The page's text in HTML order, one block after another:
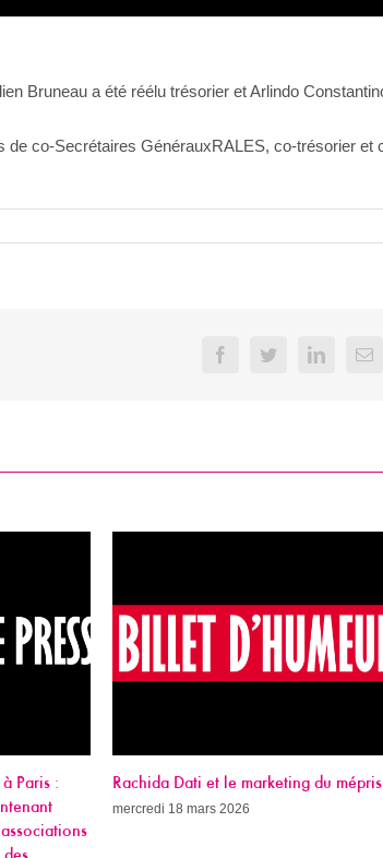
Bruneau a été réélu trésorier et Arlindo
de co-Secrétaires GénérauxRALES, co-trésorier et
FacebookTwitterLinkedIn
du mépris
Municipales à Paris : nos vies
un angle mort